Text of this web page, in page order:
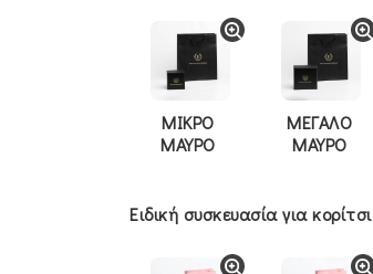
ΜΙΚΡΟ
ΜΑΥΡΟ
ΜΕΓΑΛΟ
ΜΑΥΡΟ
Ειδική συσκευασία για κορίτσι